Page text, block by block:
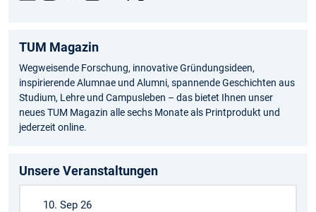
TUM Magazin
Wegweisende Forschung, innovative Gründungsideen,
inspirierende Alumnae und Alumni, spannende Geschichten aus
Studium, Lehre und Campusleben – das bietet Ihnen unser
neues TUM Magazin alle sechs Monate als Printprodukt und
jederzeit online.
Unsere Veranstaltungen
10. Sep 26